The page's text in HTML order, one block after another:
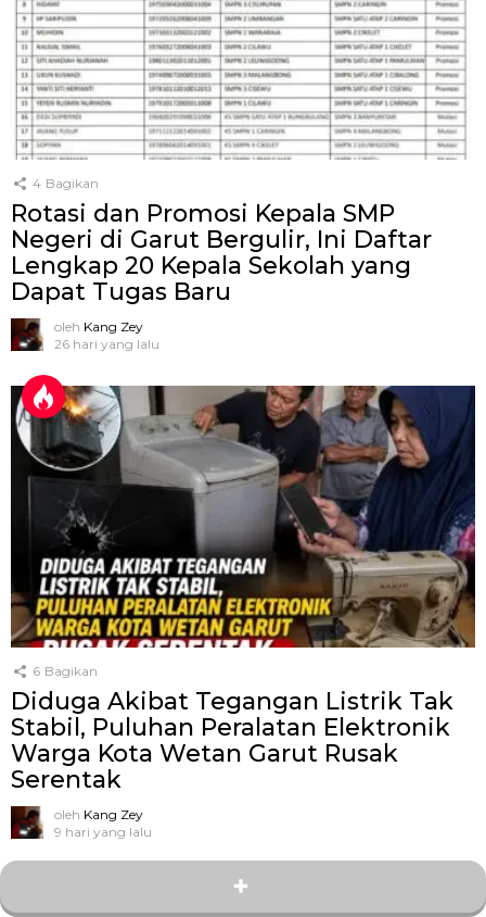
4 Bagikan
Rotasi dan Promosi Kepala SMP
Negeri di Garut Bergulir, Ini Daftar
Lengkap 20 Kepala Sekolah yang
Dapat Tugas Baru
oleh Kang Zey
26 hari yang lalu
6 Bagikan
Diduga Akibat Tegangan Listrik Tak
Stabil, Puluhan Peralatan Elektronik
Warga Kota Wetan Garut Rusak
Serentak
oleh Kang Zey
9 hari yang lalu